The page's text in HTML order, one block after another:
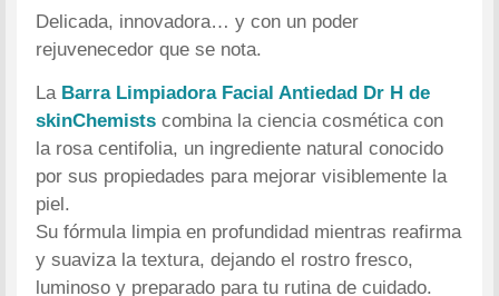
Delicada, innovadora… y con un poder
rejuvenecedor que se nota.
La Barra Limpiadora Facial Antiedad Dr H de
skinChemists combina la ciencia cosmética con
la rosa centifolia, un ingrediente natural conocido
por sus propiedades para mejorar visiblemente la
piel.
Su fórmula limpia en profundidad mientras reafirma
y suaviza la textura, dejando el rostro fresco,
luminoso y preparado para tu rutina de cuidado.